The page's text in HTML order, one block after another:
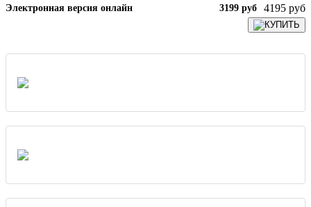
Электронная версия онлайн 3199 руб 4195 руб
КУПИТЬ